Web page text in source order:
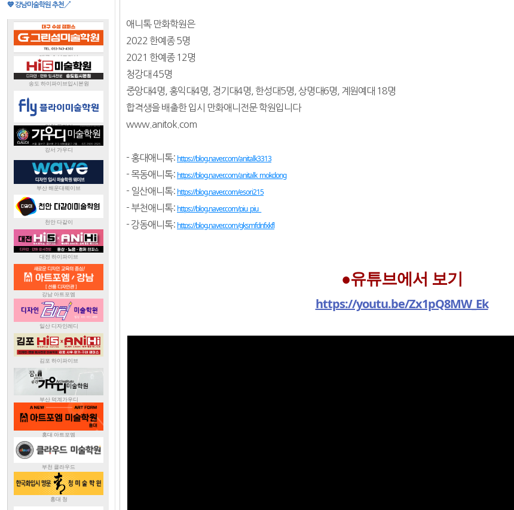
💙 강남미술학원 추천↗
애니톡 만화학원은
2022 한예종 5명
2021 한예종 12명
청강대 45명
중앙대4명, 홍익대4명, 경기대4명, 한성대5명, 상명대6명, 계원예대 18명
합격생을 배출한 입시 만화애니전문 학원입니다
www.anitok.com
- 홍대애니톡: https://blog.naver.com/anitalk3313
- 목동애니톡: https://blog.naver.com/anitalk_mokdong
- 일산애니톡: https://blog.naver.com/esori215
- 부천애니톡: https://blog.naver.com/piu_piu_
- 강동애니톡: https://blog.naver.com/gksmfdnfxkfl
●유튜브에서 보기
https://youtu.be/Zx1pQ8MW_Ek